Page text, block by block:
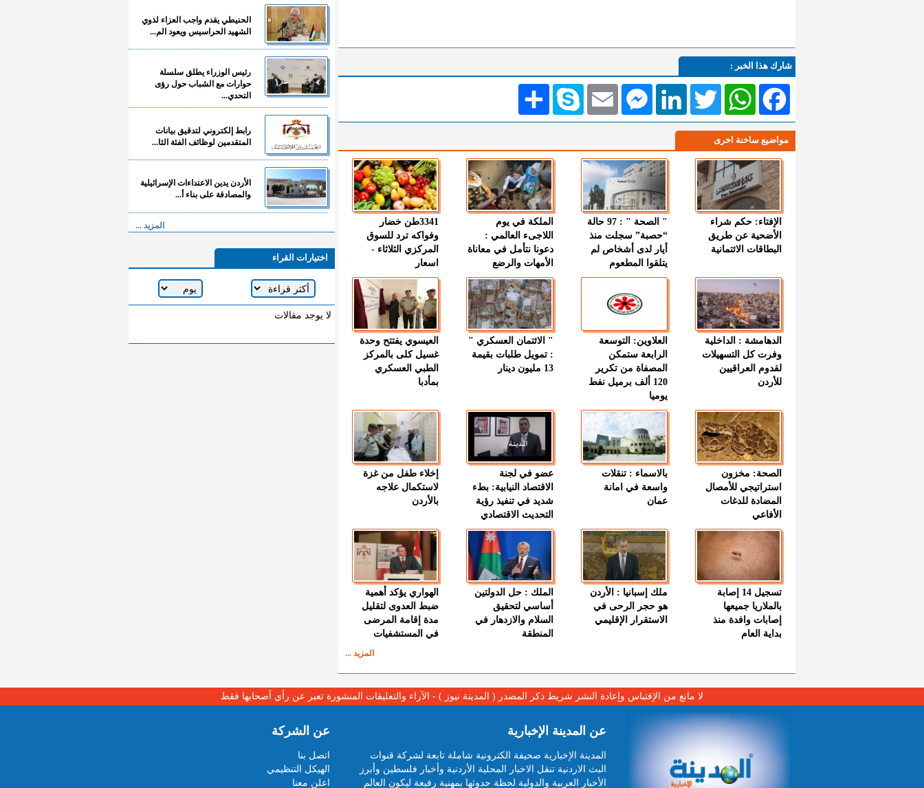
شارك هذا الخبر :
انشر Skype EmailMessengerLinkedIn TwitterWhatsAppFacebook
مواضيع ساخنة اخرى
الإفتاء: حكم شراء
الأضحية عن طريق
البطاقات الائتمانية
" الصحة " : 97 حالة
“حصبة” سجلت منذ
أيار لدى أشخاص لم
يتلقوا المطعوم
الملكة في يوم
اللاجىء العالمي :
دعونا نتأمل في معاناة
الأمهات والرضع
3341طن خضار
وفواكه ترد للسوق
المركزي الثلاثاء -
اسعار
الدهامشة : الداخلية
وفرت كل التسهيلات
لقدوم العراقيين
للأردن
العلاوين: التوسعة
الرابعة ستمكن
المصفاة من تكرير
120 ألف برميل نفط
يوميا
" الائتمان العسكري "
: تمويل طلبات بقيمة
13 مليون دينار
العيسوي يفتتح وحدة
غسيل كلى بالمركز
الطبي العسكري
بمأدبا
الصحة: مخزون
استراتيجي للأمصال
المضادة للدغات
الأفاعي
بالاسماء : تنقلات
واسعة في امانة
عمان
عضو في لجنة
الاقتصاد النيابية: بطء
شديد في تنفيذ رؤية
التحديث الاقتصادي
إخلاء طفل من غزة
لاستكمال علاجه
بالأردن
تسجيل 14 إصابة
بالملاريا جميعها
إصابات وافدة منذ
بداية العام
ملك إسبانيا : الأردن
هو حجر الرحى في
الاستقرار الإقليمي
الملك : حل الدولتين
أساسي لتحقيق
السلام والازدهار في
المنطقة
الهواري يؤكد أهمية
ضبط العدوى لتقليل
مدة إقامة المرضى
في المستشفيات
المزيد ...
الحنيطي يقدم واجب العزاء لذوي
الشهيد الحراسيس ويعود الم...
رئيس الوزراء يطلق سلسلة
حوارات مع الشباب حول رؤى
التحدي...
رابط إلكتروني لتدقيق بيانات
المتقدمين لوظائف الفئة الثا...
الأردن يدين الاعتداءات الإسرائيلية
والمصادقة على بناء أ...
المزيد ...
اختيارات القراء
لا يوجد مقالات
لا مانع من الإقتباس وإعادة النشر شريط ذكر المصدر ( المدينة نيوز ) - الآراء والتعليقات المنشورة تعبر عن رأي أصحابها فقط
عن المدينة الإخبارية
المدينة الإخبارية صحيفة الكترونية شاملة تابعة لشركة قنوات
البث الاردنية تنقل الاخبار المحلية الأردنية وأخبار فلسطين وأبرز
الأخبار العربية والدولية لحظة حدوثها بمهنية رفيعة ليكون العالم
عن الشركة
اتصل بنا
الهيكل التنظيمي
اعلن معنا